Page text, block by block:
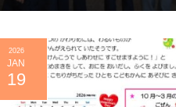
2026
JAN
19